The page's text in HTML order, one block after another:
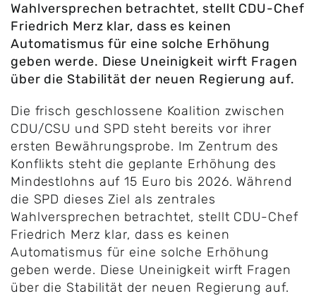
Wahlversprechen betrachtet, stellt CDU-Chef
Friedrich Merz klar, dass es keinen
Automatismus für eine solche Erhöhung
geben werde. Diese Uneinigkeit wirft Fragen
über die Stabilität der neuen Regierung auf.
Die frisch geschlossene Koalition zwischen
CDU/CSU und SPD steht bereits vor ihrer
ersten Bewährungsprobe. Im Zentrum des
Konflikts steht die geplante Erhöhung des
Mindestlohns auf 15 Euro bis 2026. Während
die SPD dieses Ziel als zentrales
Wahlversprechen betrachtet, stellt CDU-Chef
Friedrich Merz klar, dass es keinen
Automatismus für eine solche Erhöhung
geben werde. Diese Uneinigkeit wirft Fragen
über die Stabilität der neuen Regierung auf.